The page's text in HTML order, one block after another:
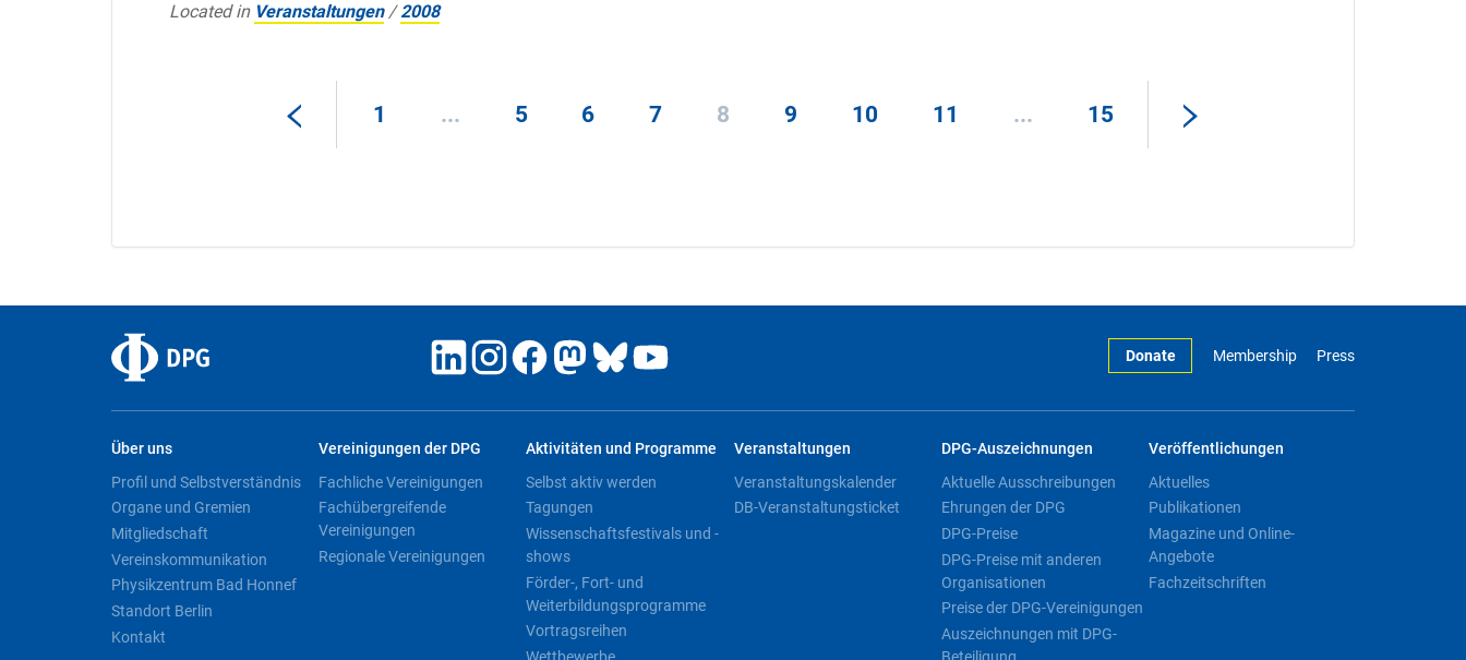
Located in Veranstaltungen /2008
1 ... 5 6 7 8 9 10 11 ... 15
Donate Membership Press
Über uns
Profil und Selbstverständnis
Organe und Gremien
Mitgliedschaft
Vereinskommunikation
Physikzentrum Bad Honnef
Standort Berlin
Kontakt
Vereinigungen der DPG
Fachliche Vereinigungen
Fachübergreifende
Vereinigungen
Regionale Vereinigungen
Aktivitäten und Programme
Selbst aktiv werden
Tagungen
Wissenschaftsfestivals und -
shows
Förder-, Fort- und
Weiterbildungsprogramme
Vortragsreihen
Veranstaltungen
Veranstaltungskalender
DB-Veranstaltungsticket
DPG-Auszeichnungen
Aktuelle Ausschreibungen
Ehrungen der DPG
DPG-Preise
DPG-Preise mit anderen
Organisationen
Preise der DPG-Vereinigungen
Auszeichnungen mit DPG-
Veröffentlichungen
Aktuelles
Publikationen
Magazine und Online-
Angebote
Fachzeitschriften